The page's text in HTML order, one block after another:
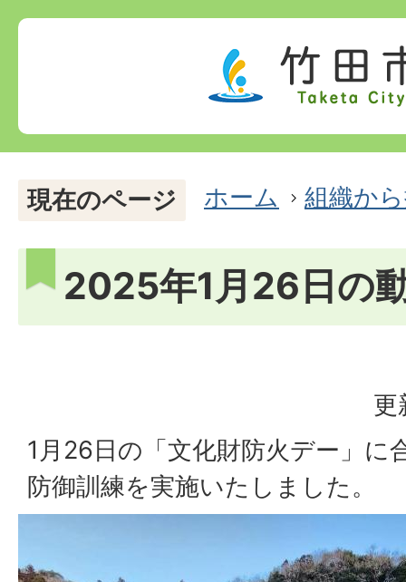
現在のページ ホーム 組織か
2025年1月26日の
更
1月26日の「文化財防火デー」に
防御訓練を実施いたしました。